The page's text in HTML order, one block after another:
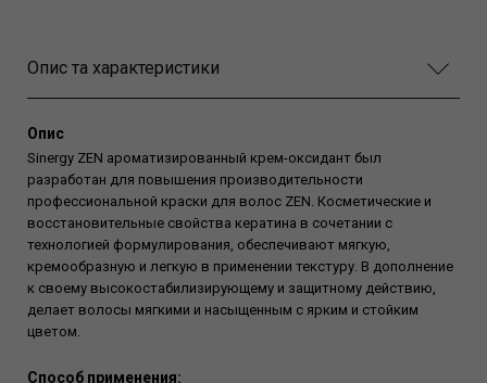
Опис та характеристики
Опис
Sinergy ZEN ароматизированный крем-оксидант был
разработан для повышения производительности
профессиональной краски для волос ZEN. Косметические и
восстановительные свойства кератина в сочетании с
технологией формулирования, обеспечивают мягкую,
кремообразную и легкую в применении текстуру. В дополнение
к своему высокостабилизирующему и защитному действию,
делает волосы мягкими и насыщенным с ярким и стойким
цветом.
Способ применения: